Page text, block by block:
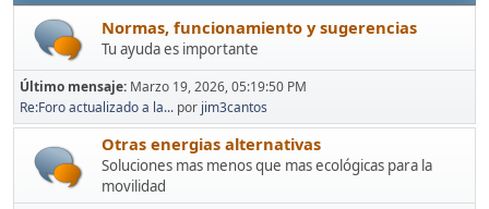
Normas, funcionamiento y sugerencias
Tu ayuda es importante
Último mensaje: Marzo 19, 2026, 05:19:50 PM
Re:Foro actualizado a la... por jim3cantos
Otras energias alternativas
Soluciones mas menos que mas ecológicas para la
movilidad